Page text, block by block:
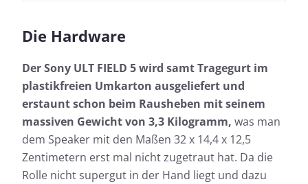
Die Hardware
Der Sony ULT FIELD 5 wird samt Tragegurt im
plastikfreien Umkarton ausgeliefert und
erstaunt schon beim Rausheben mit seinem
massiven Gewicht von 3,3 Kilogramm, was man
dem Speaker mit den Maßen 32 x 14,4 x 12,5
Zentimetern erst mal nicht zugetraut hat. Da die
Rolle nicht supergut in der Hand liegt und dazu